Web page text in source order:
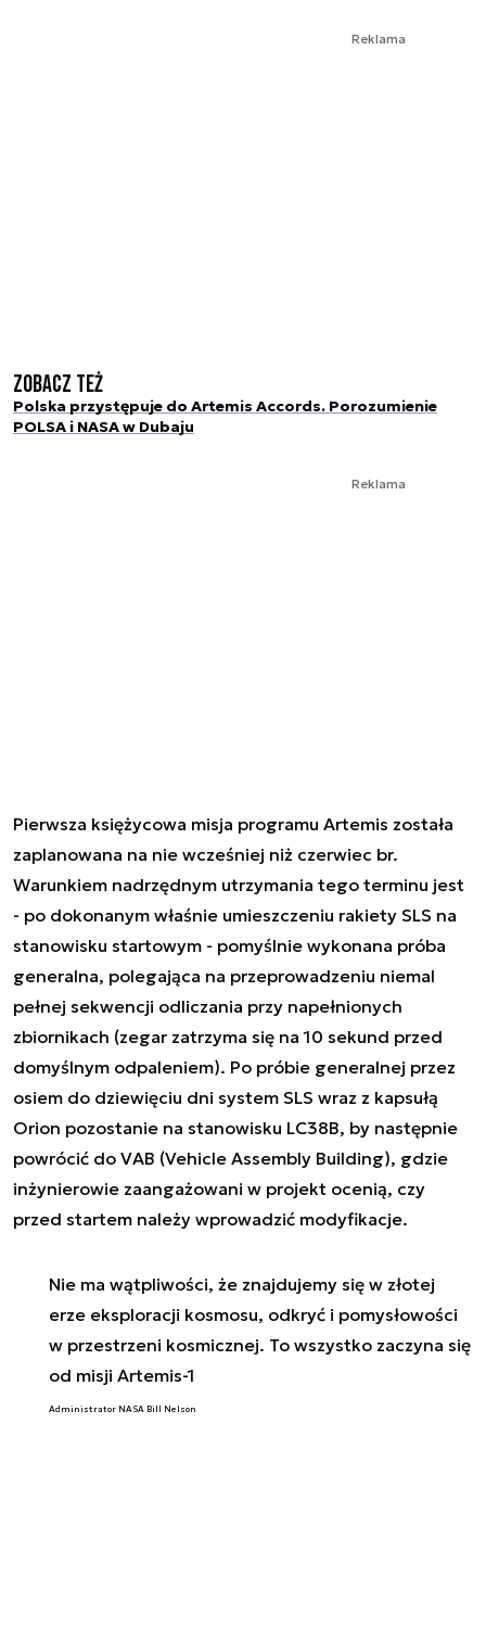
Reklama
Zobacz też
Polska przystępuje do Artemis Accords. Porozumienie
POLSA i NASA w Dubaju
Reklama
Pierwsza księżycowa misja programu Artemis została
zaplanowana na nie wcześniej niż czerwiec br.
Warunkiem nadrzędnym utrzymania tego terminu jest
- po dokonanym właśnie umieszczeniu rakiety SLS na
stanowisku startowym - pomyślnie wykonana próba
generalna, polegająca na przeprowadzeniu niemal
pełnej sekwencji odliczania przy napełnionych
zbiornikach (zegar zatrzyma się na 10 sekund przed
domyślnym odpaleniem). Po próbie generalnej przez
osiem do dziewięciu dni system SLS wraz z kapsułą
Orion pozostanie na stanowisku LC38B, by następnie
powrócić do VAB (Vehicle Assembly Building), gdzie
inżynierowie zaangażowani w projekt ocenią, czy
przed startem należy wprowadzić modyfikacje.
Nie ma wątpliwości, że znajdujemy się w złotej
erze eksploracji kosmosu, odkryć i pomysłowości
w przestrzeni kosmicznej. To wszystko zaczyna się
od misji Artemis-1
Administrator NASA Bill Nelson